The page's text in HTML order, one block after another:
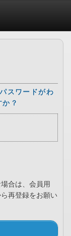
スワードがわ
？
合は、会員用
再登録をお願い